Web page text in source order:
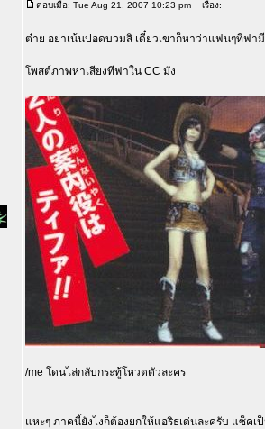
ตอบเมื่อ: Tue Aug 21, 2007 10:23 pm เรื่อง:
ต๋าย อย่าเน้นปอดบวมสิ เดี๋ยวเขาก็หาว่าแฟนๆทีฟา
โพสต์ภาพหาเสียงทีฟาใน CC มั่ง
/me โดนไล่กลับกระทู้โหวตตัวละคร
แหะๆ ภาคนี้ยังไงก็ต้องยกให้แอริธเด่นละครับ แซ็คเ